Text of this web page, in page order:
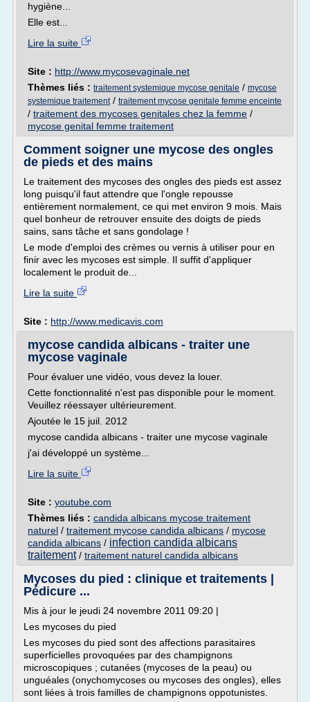
hygiène...
Elle est...
Lire la suite
Site : http://www.mycosevaginale.net
Thèmes liés : traitement systemique mycose genitale / mycose
systemique traitement/ traitement mycose genitale femme enceinte
/ traitement des mycoses genitales chez la femme /
mycose genital femme traitement
Comment soigner une mycose des ongles
de pieds et des mains
Le traitement des mycoses des ongles des pieds est assez
long puisqu'il faut attendre que l'ongle repousse
entièrement normalement, ce qui met environ 9 mois. Mais
quel bonheur de retrouver ensuite des doigts de pieds
sains, sans tâche et sans gondolage !
Le mode d'emploi des crèmes ou vernis à utiliser pour en
finir avec les mycoses est simple. Il suffit d'appliquer
localement le produit de...
Lire la suite
Site : http://www.medicavis.com
mycose candida albicans - traiter une
mycose vaginale
Pour évaluer une vidéo, vous devez la louer.
Cette fonctionnalité n'est pas disponible pour le moment.
Veuillez réessayer ultérieurement.
Ajoutée le 15 juil. 2012
mycose candida albicans - traiter une mycose vaginale
j'ai développé un système...
Lire la suite
Site : youtube.com
Thèmes liés : candida albicans mycose traitement
naturel / traitement mycose candida albicans / mycose
candida albicans / infection candida albicans
traitement/ traitement naturel candida albicans
Mycoses du pied : clinique et traitements |
Pédicure ...
Mis à jour le jeudi 24 novembre 2011 09:20 |
Les mycoses du pied
Les mycoses du pied sont des affections parasitaires
superficielles provoquées par des champignons
microscopiques ; cutanées (mycoses de la peau) ou
unguéales (onychomycoses ou mycoses des ongles), elles
sont liées à trois familles de champignons oppotunistes.